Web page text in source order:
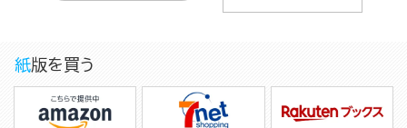
紙版を買う